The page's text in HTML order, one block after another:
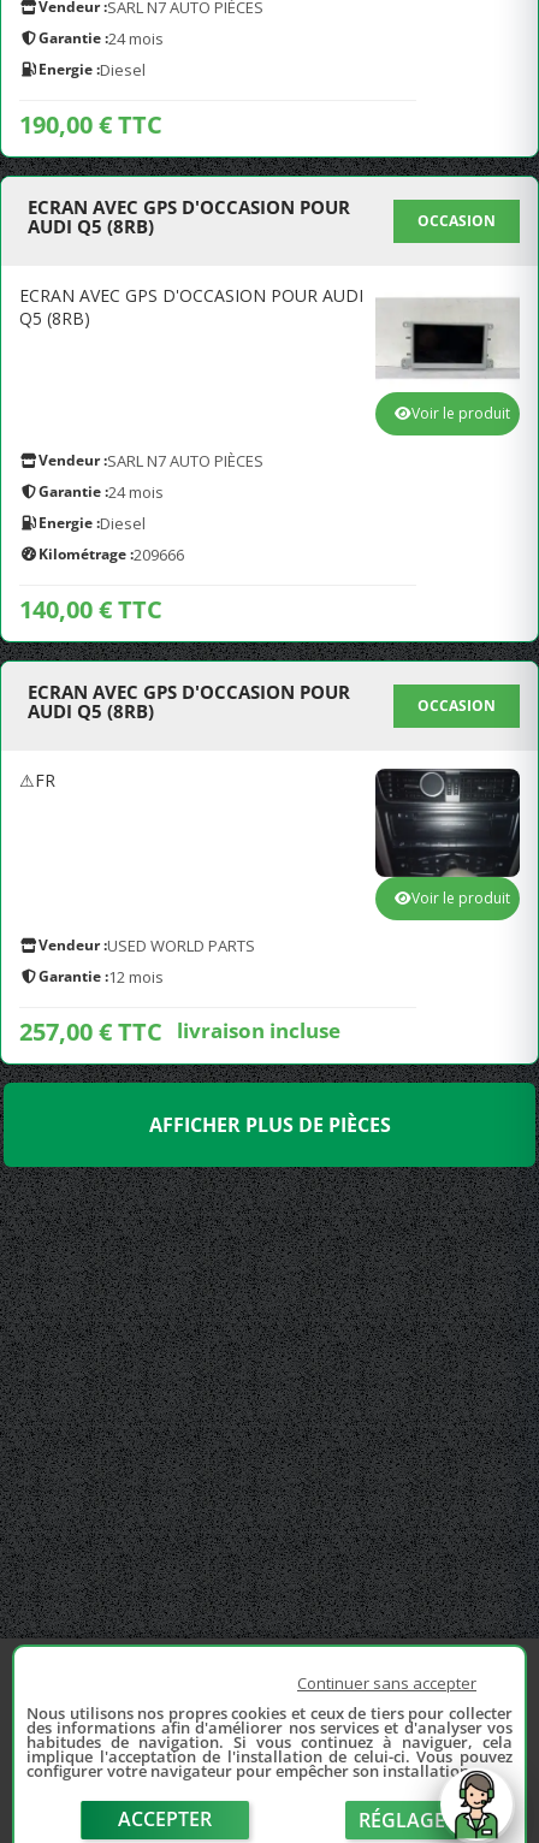
Vendeur :SARL N7 AUTO PIÈCES
Garantie :24 mois
Energie :Diesel
190,00 € TTC
ECRAN AVEC GPS D'OCCASION POUR
AUDI Q5 (8RB)
OCCASION
ECRAN AVEC GPS D'OCCASION POUR AUDI
Q5 (8RB)
Vendeur :SARL N7 AUTO PIÈCES
Garantie :24 mois
Energie :Diesel
Kilométrage :209666
140,00 € TTC
Voir le produit
ECRAN AVEC GPS D'OCCASION POUR
AUDI Q5 (8RB)
OCCASION
⚠FR
Vendeur :USED WORLD PARTS
Garantie :12 mois
257,00 € TTC livraison incluse
Voir le produit
AFFICHER PLUS DE PIÈCES
Continuer sans accepter
Nous utilisons nos propres cookies et ceux de tiers pour collecter
des informations afin d'améliorer nos services et d'analyser vos
habitudes de navigation. Si vous continuez à naviguer, cela
implique l'acceptation de l'installation de celui-ci. Vous pouvez
configurer votre navigateur pour empêcher son installation.
ACCEPTER RÉGLAGE